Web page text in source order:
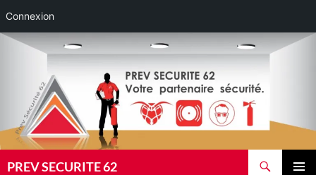
Connexion
Aller
PREV SECURITE 62